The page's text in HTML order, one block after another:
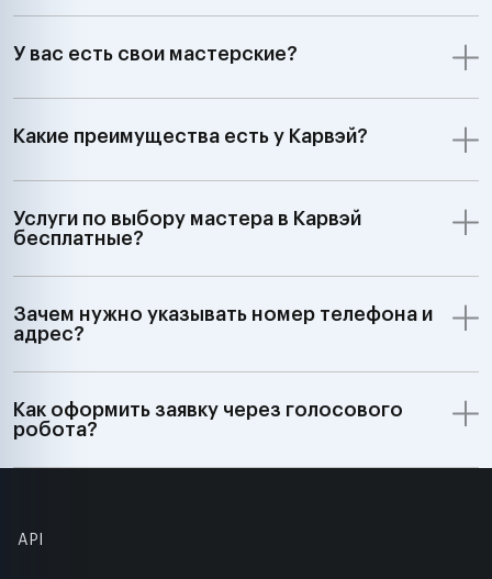
У вас есть свои мастерские?
Какие преимущества есть у Карвэй?
Услуги по выбору мастера в Карвэй
бесплатные?
Зачем нужно указывать номер телефона и
адрес?
Как оформить заявку через голосового
робота?
API